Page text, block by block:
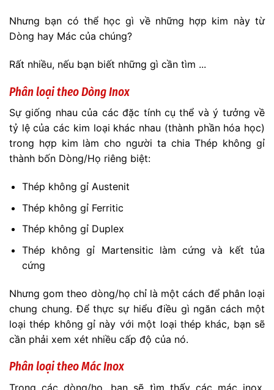
Nhưng bạn có thể học gì về những hợp kim này từ
Dòng hay Mác của chúng?
Rất nhiều, nếu bạn biết những gì cần tìm ...
Phân loại theo Dòng Inox
Sự giống nhau của các đặc tính cụ thể và ý tưởng về
tỷ lệ của các kim loại khác nhau (thành phần hóa học)
trong hợp kim làm cho người ta chia Thép không gỉ
thành bốn Dòng/Họ riêng biệt:
Thép không gỉ Austenit
Thép không gỉ Ferritic
Thép không gỉ Duplex
Thép không gỉ Martensitic làm cứng và kết tủa
cứng
Nhưng gom theo dòng/họ chỉ là một cách để phân loại
chung chung. Để thực sự hiểu điều gì ngăn cách một
loại thép không gỉ này với một loại thép khác, bạn sẽ
cần phải xem xét nhiều cấp độ của nó.
Phân loại theo Mác Inox